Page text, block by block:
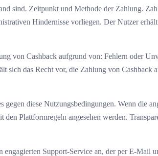
sind. Zeitpunkt und Methode der Zahlung.
Hindernisse vorliegen. Der Nutzer
von Cashback aufgrund von: Fehlern oder
das Recht vor, die Zahlung von Cashback
diese Nutzungsbedingungen. Wenn die
Plattformregeln angesehen werden.
Support-Service an, der per E-Mail